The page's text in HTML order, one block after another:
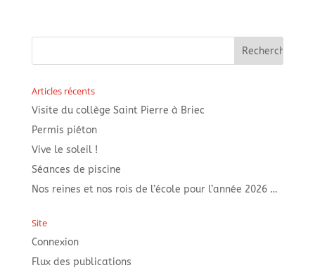
Articles récents
Visite du collège Saint Pierre à Briec
Permis piéton
Vive le soleil !
Séances de piscine
Nos reines et nos rois de l’école pour l’année 2026 …
Site
Connexion
Flux des publications